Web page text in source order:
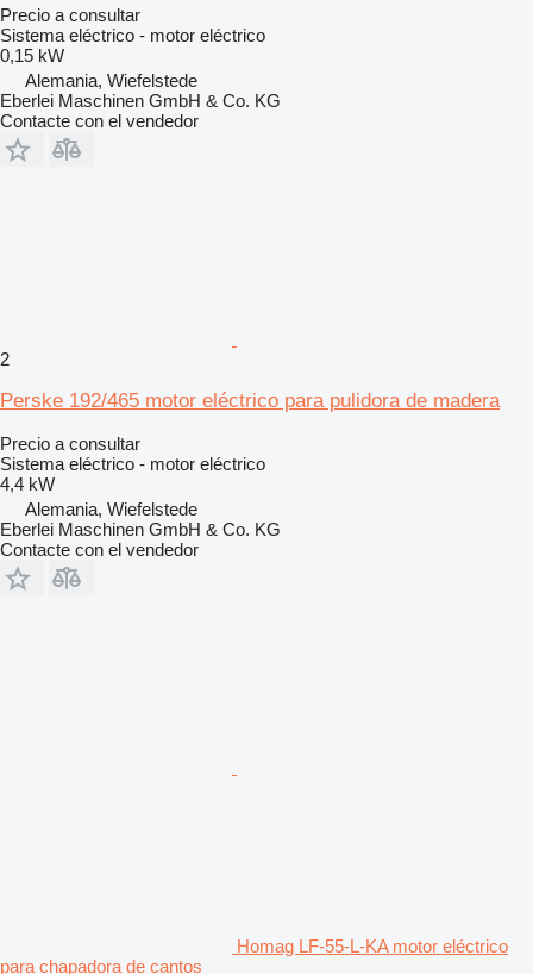
Precio a consultar
Sistema eléctrico - motor eléctrico
0,15 kW
Alemania, Wiefelstede
Eberlei Maschinen GmbH & Co. KG
Contacte con el vendedor
2
Perske 192/465 motor eléctrico para pulidora de madera
Precio a consultar
Sistema eléctrico - motor eléctrico
4,4 kW
Alemania, Wiefelstede
Eberlei Maschinen GmbH & Co. KG
Contacte con el vendedor
Homag LF-55-L-KA motor eléctrico
para chapadora de cantos